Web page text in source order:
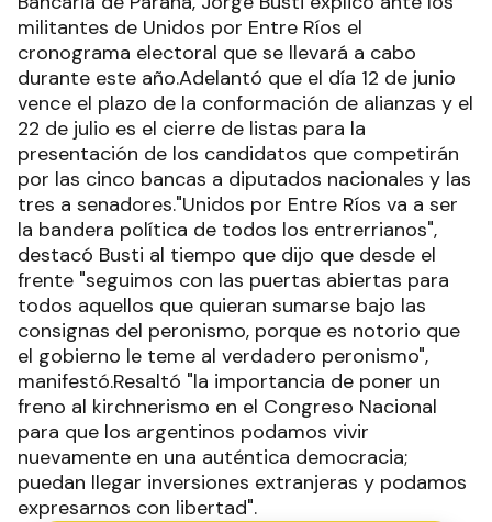
militantes de Unidos por Entre Ríos el
cronograma electoral que se llevará a cabo
durante este año.Adelantó que el día 12 de junio
vence el plazo de la conformación de alianzas y el
22 de julio es el cierre de listas para la
presentación de los candidatos que competirán
por las cinco bancas a diputados nacionales y las
tres a senadores."Unidos por Entre Ríos va a ser
la bandera política de todos los entrerrianos",
destacó Busti al tiempo que dijo que desde el
frente "seguimos con las puertas abiertas para
todos aquellos que quieran sumarse bajo las
consignas del peronismo, porque es notorio que
el gobierno le teme al verdadero peronismo",
manifestó.Resaltó "la importancia de poner un
freno al kirchnerismo en el Congreso Nacional
para que los argentinos podamos vivir
nuevamente en una auténtica democracia;
puedan llegar inversiones extranjeras y podamos
expresarnos con libertad".